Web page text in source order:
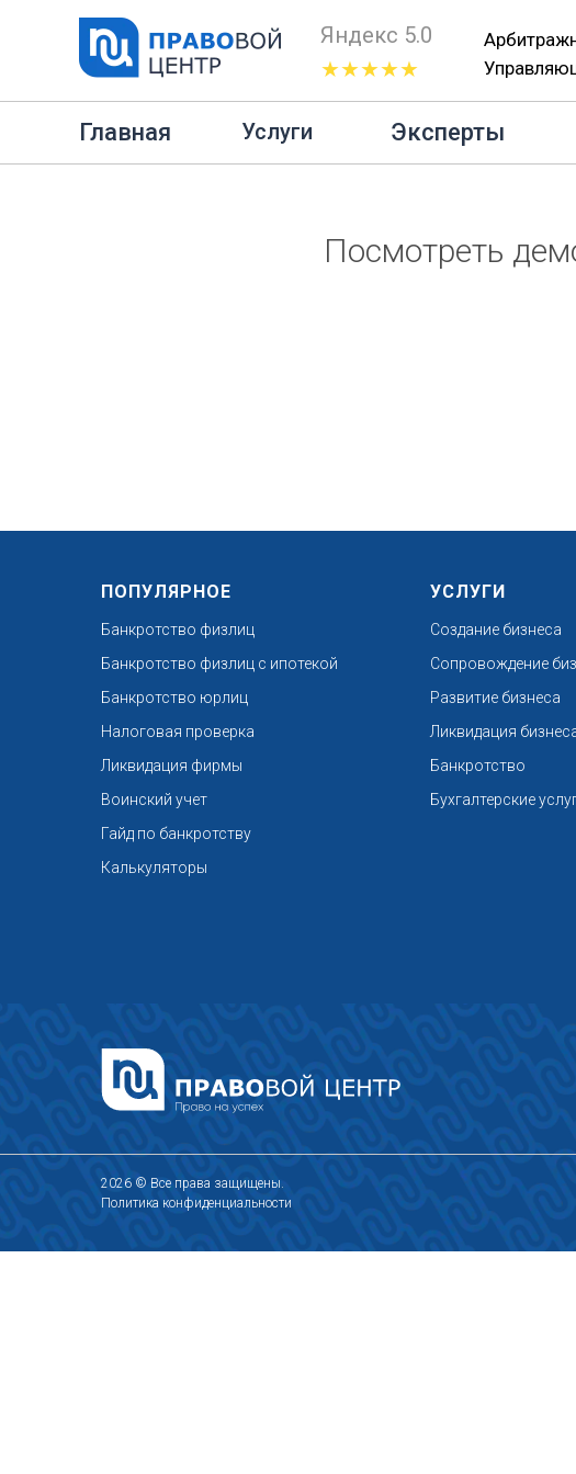
Эксперты
Главная Услуги
Яндекс 5.0
★★★★★
Посмотреть
ПОПУЛЯРНОЕ
Банкротство физлиц
Банкротство физлиц с ипотекой
Банкротство юрлиц
Налоговая проверка
Ликвидация фирмы
Воинский учет
Гайд по банкротству
Калькуляторы
УСЛУГИ
Создание бизнеса
Сопровождение
Развитие бизнеса
Ликвидация
Банкротство
Бухгалтерские
2026 © Все права защищены.
Политика конфиденциальности